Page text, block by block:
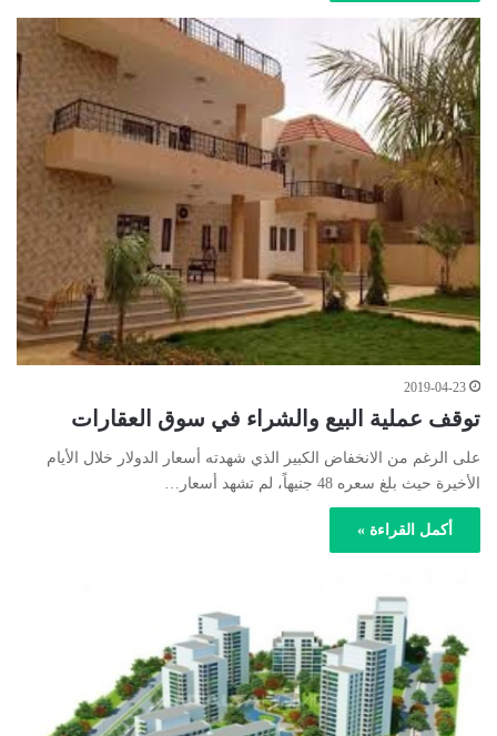
2019-04-23
توقف عملية البيع والشراء في سوق العقارات
على الرغم من الانخفاض الكبير الذي شهدته أسعار الدولار خلال الأيام
الأخيرة حيث بلغ سعره 48 جنيهاً، لم تشهد أسعار…
أكمل القراءة »